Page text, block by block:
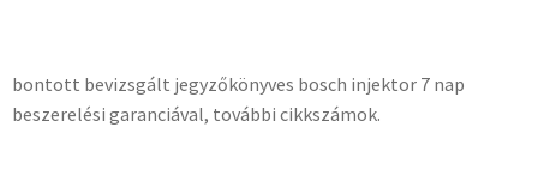
bontott bevizsgált jegyzőkönyves bosch injektor 7 nap
beszerelési garanciával, további cikkszámok.